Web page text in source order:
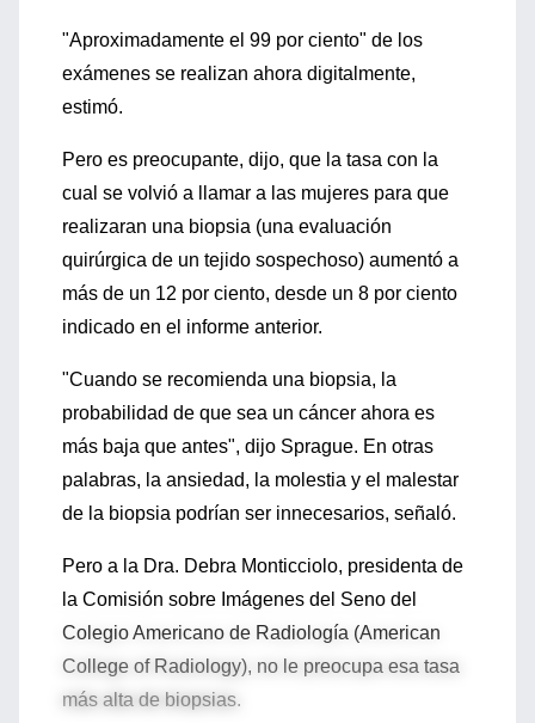
"Aproximadamente el 99 por ciento" de los
exámenes se realizan ahora digitalmente,
estimó.
Pero es preocupante, dijo, que la tasa con la
cual se volvió a llamar a las mujeres para que
realizaran una biopsia (una evaluación
quirúrgica de un tejido sospechoso) aumentó a
más de un 12 por ciento, desde un 8 por ciento
indicado en el informe anterior.
"Cuando se recomienda una biopsia, la
probabilidad de que sea un cáncer ahora es
más baja que antes", dijo Sprague. En otras
palabras, la ansiedad, la molestia y el malestar
de la biopsia podrían ser innecesarios, señaló.
Pero a la Dra. Debra Monticciolo, presidenta de
la Comisión sobre Imágenes del Seno del
Colegio Americano de Radiología (American
College of Radiology), no le preocupa esa tasa
más alta de biopsias.